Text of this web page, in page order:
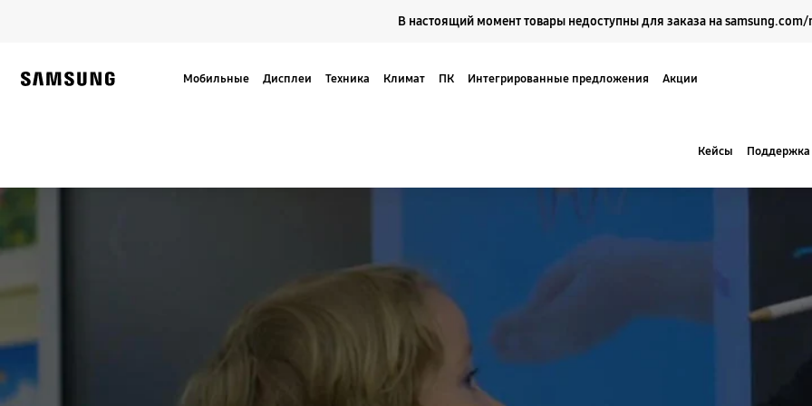
В настоящий момент товары недоступны для заказа на samsung.com/
Мобильные Дисплеи Техника Климат ПК Интегрированные предложения Акции
Кейсы Поддержка